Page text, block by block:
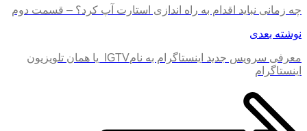
چه زمانی نباید اقدام به راه اندازی استارت آپ کرد؟ – قسمت دوم
نوشته بعدی
معرفی سرویس جدید اینستاگرام به نامIGTV یا همان تلویزیون
اینستاگرام